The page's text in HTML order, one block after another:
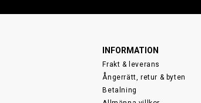
INFORMATION
Frakt & leverans
Ångerrätt, retur & byten
Betalning